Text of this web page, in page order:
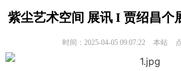
紫尘艺术空间 展讯 I 贾绍昌个
时间：2025-04-05 09:07:22 本站